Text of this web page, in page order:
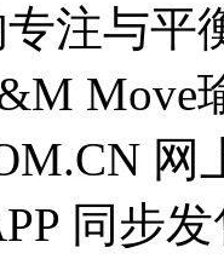
注与平
Move
同步发